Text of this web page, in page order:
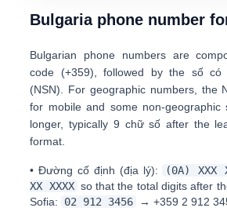
Bulgaria phone number
Bulgarian phone numbers are
code (+359) , followed by the số có
(NSN) . For geographic numbers, the
for mobile and some non-geographic
longer, typically 9 chữ số after the
format.
•Đường cố định (địa lý): (0A) XXX
XX XXXX so that the total digits after
Sofia:
02 912 3456 →+359 2 912